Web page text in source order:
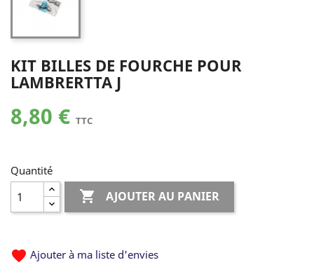
KIT BILLES DE FOURCHE POUR
LAMBRERTTA J
8,80 € TTC
Quantité
 AJOUTER AU PANIER
favorite Ajouter à ma liste d'envies